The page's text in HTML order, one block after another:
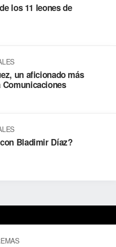
los 11 leones de
un aficionado más
Comunicaciones
Bladimir Díaz?